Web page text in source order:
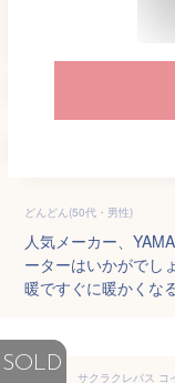
どんどん(50代・男性)
人気メーカー、
ーターはいかがでし
暖ですぐに暖かくな
SOLD